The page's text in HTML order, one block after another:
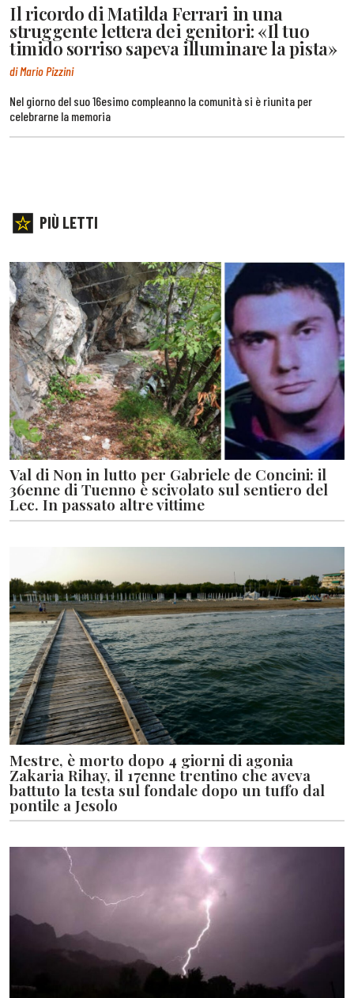
Il ricordo di Matilda Ferrari in una
struggente lettera dei genitori: «Il tuo
timido sorriso sapeva illuminare la pista»
di Mario Pizzini
Nel giorno del suo 16esimo compleanno la comunità si è riunita per
celebrarne la memoria
PIÙ LETTI
Val di Non in lutto per Gabriele de Concini: il
36enne di Tuenno è scivolato sul sentiero del
Lec. In passato altre vittime
Mestre, è morto dopo 4 giorni di agonia
Zakaria Rihay, il 17enne trentino che aveva
battuto la testa sul fondale dopo un tuffo dal
pontile a Jesolo